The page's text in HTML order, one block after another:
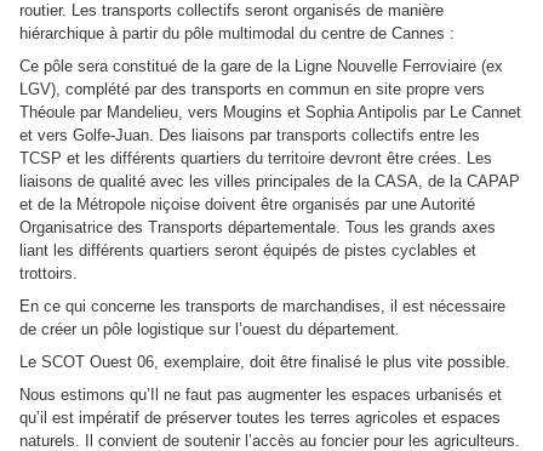
routier. Les transports collectifs seront organisés de manière
hiérarchique à partir du pôle multimodal du centre de Cannes :
Ce pôle sera constitué de la gare de la Ligne Nouvelle Ferroviaire (ex
LGV), complété par des transports en commun en site propre vers
Théoule par Mandelieu, vers Mougins et Sophia Antipolis par Le Cannet
et vers Golfe-Juan. Des liaisons par transports collectifs entre les
TCSP et les différents quartiers du territoire devront être crées. Les
liaisons de qualité avec les villes principales de la CASA, de la CAPAP
et de la Métropole niçoise doivent être organisés par une Autorité
Organisatrice des Transports départementale. Tous les grands axes
liant les différents quartiers seront équipés de pistes cyclables et
trottoirs.
En ce qui concerne les transports de marchandises, il est nécessaire
de créer un pôle logistique sur l’ouest du département.
Le SCOT Ouest 06, exemplaire, doit être finalisé le plus vite possible.
Nous estimons qu’Il ne faut pas augmenter les espaces urbanisés et
qu’il est impératif de préserver toutes les terres agricoles et espaces
naturels. Il convient de soutenir l’accès au foncier pour les agriculteurs.